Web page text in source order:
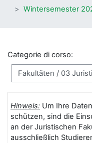
Wintersemester
Categorie di corso:
Hinweis: Um Ihre
schützen, sind die
an der Juristischen
ausschließlich